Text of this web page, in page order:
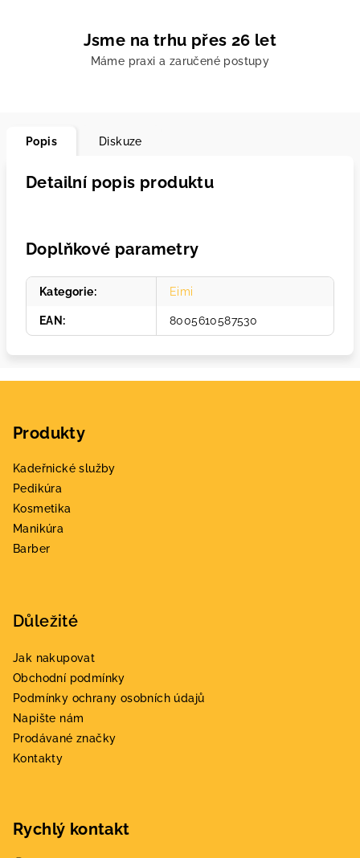
Jsme na trhu přes 26 let
Máme praxi a zaručené postupy
Popis Diskuze
Detailní popis produktu
Doplňkové parametry
Kategorie: Eimi
EAN : 8005610587530
Produkty
Kadeřnické služby
Pedikúra
Kosmetika
Manikúra
Barber
Důležité
Jak nakupovat
Obchodní podmínky
Podmínky ochrany osobních údajů
Napište nám
Prodávané značky
Kontakty
Rychlý kontakt